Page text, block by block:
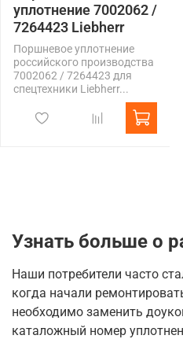
уплотнение 7002062 /
7264423 Liebherr
Поршневое уплотнение
российского производства
7002062 / 7264423 для
спецтехники Liebherr...
Узнать больше о
Наши потребители часто
когда начали
необходимо заменить
каталожный номер